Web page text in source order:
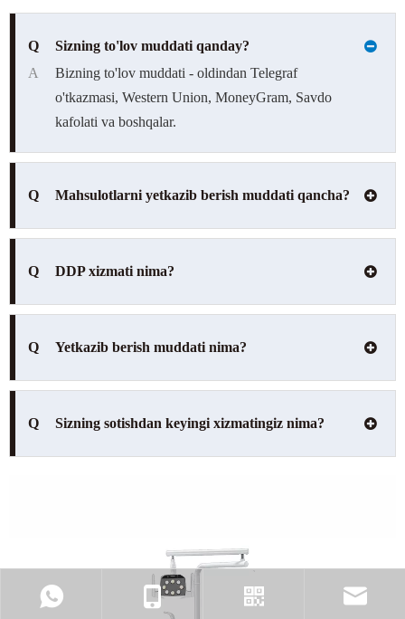
Q
Sizning to'lov muddati qanday?
A
Bizning to'lov muddati - oldindan Telegraf
o'tkazmasi, Western Union, MoneyGram, Savdo
kafolati va boshqalar.
Q Mahsulotlarni yetkazib berish muddati qancha?
Q DDP xizmati nima?
Q Yetkazib berish muddati nima?
Q Sizning sotishdan keyingi xizmatingiz nima?